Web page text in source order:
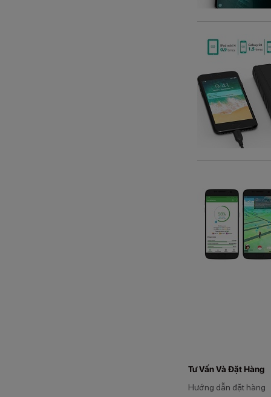
Tư Vấn Và Đặt Hàng
Hướng dẫn đặt hàng